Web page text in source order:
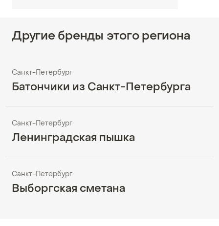
Другие бренды этого региона
Санкт-Петербург
Батончики из Санкт-Петербурга
Санкт-Петербург
Ленинградская пышка
Санкт-Петербург
Выборгская сметана